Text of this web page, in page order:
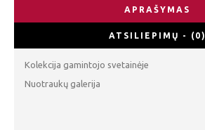
APRAŠYMAS
ATSILIEPIMŲ - (0)
Kolekcija gamintojo svetainėje
Nuotraukų galerija